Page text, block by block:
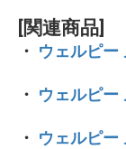
[関連商品]
・ ウェルピー
・ ウェルピー
・ ウェルピー